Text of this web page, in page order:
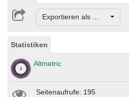
Exportieren als ...
Statistiken
Altmetric
Seitenaufrufe: 195